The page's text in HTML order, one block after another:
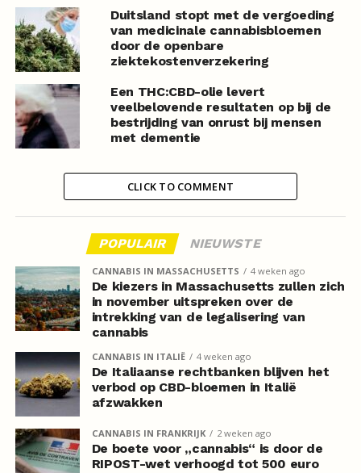
Duitsland stopt met de vergoeding
van medicinale cannabisbloemen
door de openbare
ziektekostenverzekering
Een THC:CBD-olie levert
veelbelovende resultaten op bij de
bestrijding van onrust bij mensen
met dementie
CLICK TO COMMENT
POPULAIR NIEUWSTE
CANNABIS IN MASSACHUSETTS 4 weken ago
De kiezers in Massachusetts zullen zich
in november uitspreken over de
intrekking van de legalisering van
cannabis
CANNABIS IN ITALIË 4 weken ago
De Italiaanse rechtbanken blijven het
verbod op CBD-bloemen in Italië
afzwakken
CANNABIS IN FRANKRIJK 2 weken ago
De boete voor „cannabis“ is door de
RIPOST-wet verhoogd tot 500 euro